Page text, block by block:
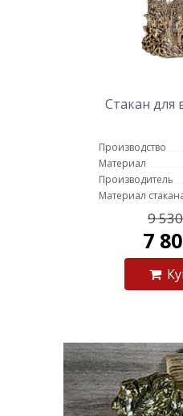
Стакан для
Производство
Материал
Производитель
Материал
9
7